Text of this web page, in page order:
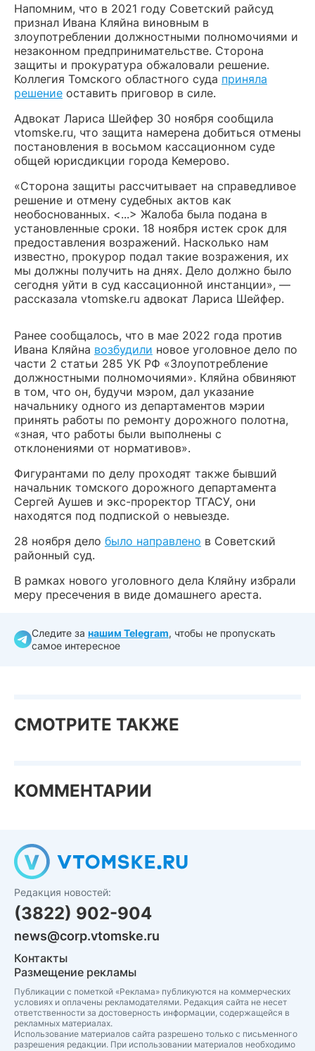
Напомним, что в 2021 году Советский райсуд
признал Ивана Кляйна виновным в
злоупотреблении должностными полномочиями и
незаконном предпринимательстве. Сторона
защиты и прокуратура обжаловали решение.
Коллегия Томского областного суда приняла
решение оставить приговор в силе.
Адвокат Лариса Шейфер 30 ноября сообщила
vtomske.ru, что защита намерена добиться отмены
постановления в восьмом кассационном суде
общей юрисдикции города Кемерово.
«Сторона защиты рассчитывает на справедливое
решение и отмену судебных актов как
необоснованных. <...> Жалоба была подана в
установленные сроки. 18 ноября истек срок для
предоставления возражений. Насколько нам
известно, прокурор подал такие возражения, их
мы должны получить на днях. Дело должно было
сегодня уйти в суд кассационной инстанции», —
рассказала vtomske.ru адвокат Лариса Шейфер.
Ранее сообщалось, что в мае 2022 года против
Ивана Кляйна возбудили новое уголовное дело по
части 2 статьи 285 УК РФ «Злоупотребление
должностными полномочиями». Кляйна обвиняют
в том, что он, будучи мэром, дал указание
начальнику одного из департаментов мэрии
принять работы по ремонту дорожного полотна,
«зная, что работы были выполнены с
отклонениями от нормативов».
Фигурантами по делу проходят также бывший
начальник томского дорожного департамента
Сергей Аушев и экс-проректор ТГАСУ, они
находятся под подпиской о невыезде.
28 ноября дело было направлено в Советский
районный суд.
В рамках нового уголовного дела Кляйну избрали
меру пресечения в виде домашнего ареста.
Следите за нашим Telegram, чтобы не пропускать
самое интересное
СМОТРИТЕ ТАКЖЕ
КОММЕНТАРИИ
Редакция новостей:
(3822) 902-904
news@corp.vtomske.ru
Контакты
Размещение рекламы
Публикации с пометкой «Реклама» публикуются на коммерческих
условиях и оплачены рекламодателями. Редакция сайта не несет
ответственности за достоверность информации, содержащейся в
рекламных материалах.
Использование материалов сайта разрешено только с письменного
разрешения редакции. При использовании материалов необходимо